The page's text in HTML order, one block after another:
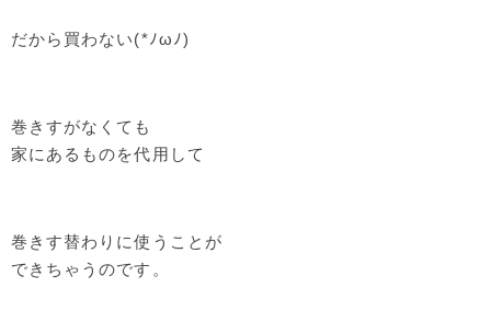
だから買わない(*ﾉωﾉ)
巻きすがなくても
家にあるものを代用して
巻きす替わりに使うことが
できちゃうのです。